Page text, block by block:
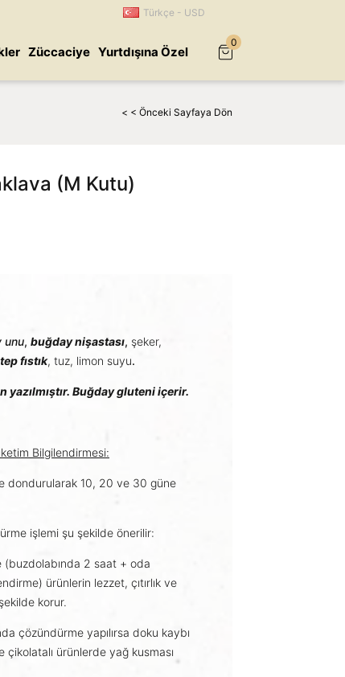
Türkçe - USD
Yurtdışına Özel
Züccaciye
0
< < Önceki Sayfaya Dön
(M Kutu)
unu, buğday nişastası, şeker,
fıstık, tuz, limon suyu.
yazılmıştır. Buğday gluteni içerir.
Bilgilendirmesi:
dondurularak 10, 20 ve 30 güne
işlemi şu şekilde önerilir:
(buzdolabında 2 saat + oda
ürünlerin lezzet, çıtırlık ve
korur.
çözündürme yapılırsa doku kaybı
ürünlerde yağ kusması